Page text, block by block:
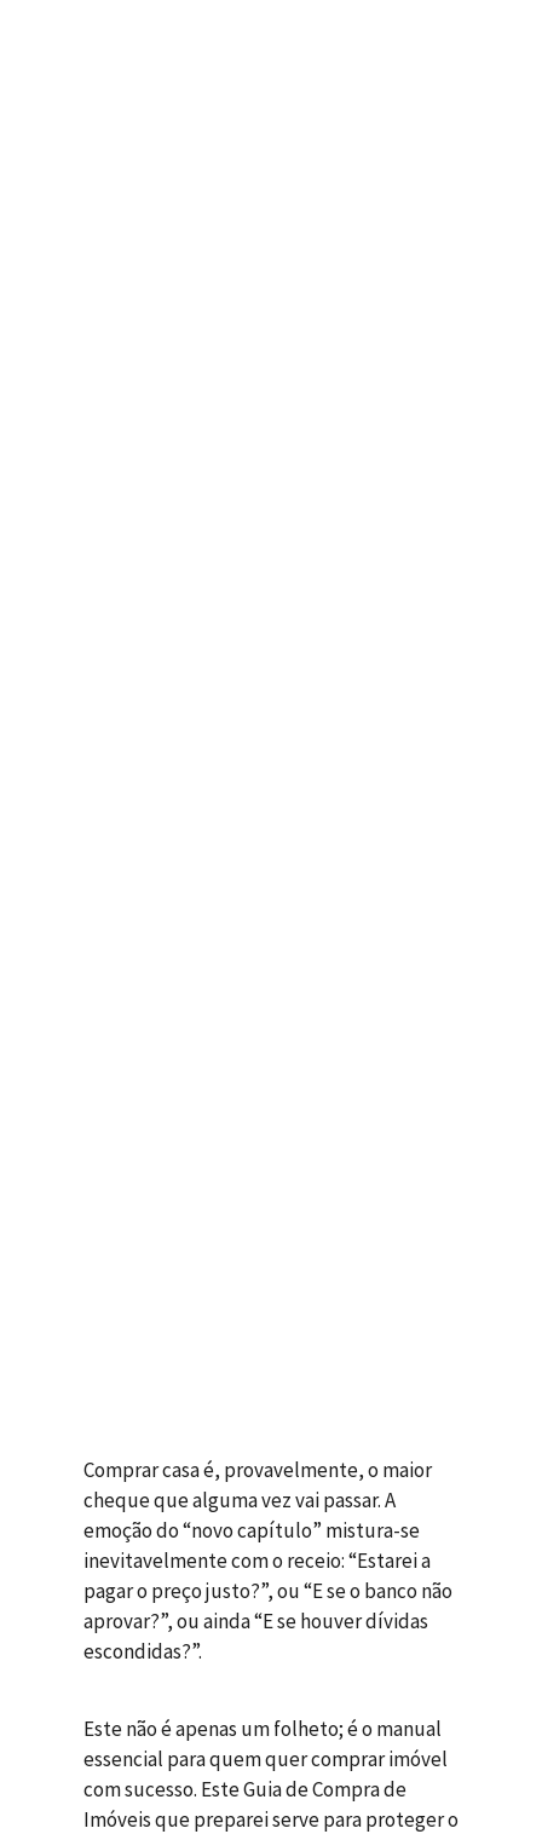
Comprar casa é, provavelmente, o maior
cheque que alguma vez vai passar. A
emoção do “novo capítulo” mistura-se
inevitavelmente com o receio: “Estarei a
pagar o preço justo?”, ou “E se o banco não
aprovar?”, ou ainda “E se houver dívidas
escondidas?”.
Este não é apenas um folheto; é o manual
essencial para quem quer comprar imóvel
com sucesso. Este Guia de Compra de
Imóveis que preparei serve para proteger o